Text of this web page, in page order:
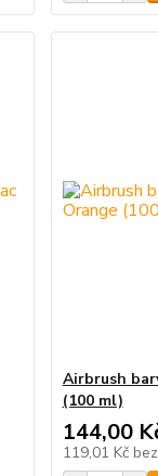
Airbrush
(100 ml)
144,00
119,01 Kč